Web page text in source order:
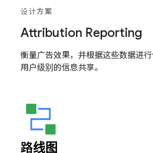
设计方案
Attribution Reporting
衡量广告效果，并根据这些数据进
用户级别的信息共享。
路线图